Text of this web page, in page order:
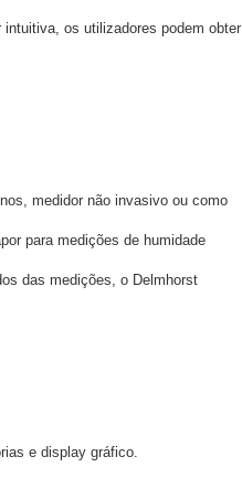
os utilizadores podem obter
medidor não invasivo ou como
para medições de humidade
das medições, o Delmhorst
e display gráfico.